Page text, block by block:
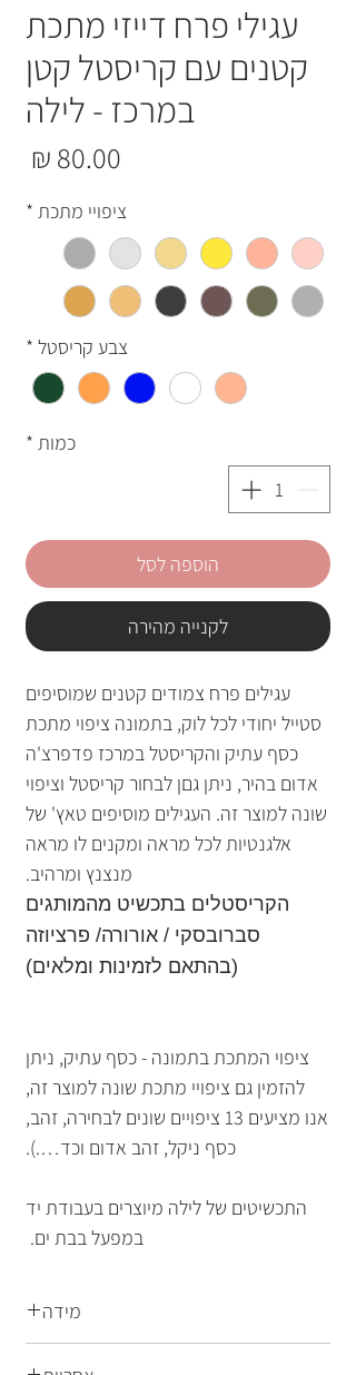
עגילי פרח דייזי מתכת
קטנים עם קריסטל קטן
במרכז - לילה
ציפויי מתכת *
צבע קריסטל *
כמות *
הוספה לסל
לקנייה מהירה
עגילים פרח צמודים קטנים שמוסיפים
סטייל יחודי לכל לוק, בתמונה ציפוי מתכת
כסף עתיק והקריסטל במרכז פדפרצ'ה
אדום בהיר, ניתן גםן לבחור קריסטל וציפוי
שונה למוצר זה. העגילים מוסיפים טאץ' של
אלגנטיות לכל מראה ומקנים לו מראה
מנצנץ ומרהיב.
הקריסטלים בתכשיט מהמותגים
סברובסקי / אורורה/ פרציוזה
(בהתאם לזמינות ומלאים)
ציפוי המתכת בתמונה - כסף עתיק, ניתן
להזמין גם ציפויי מתכת שונה למוצר זה,
אנו מציעים 13 ציפויים שונים לבחירה, זהב,
כסף ניקל, זהב אדום וכד….).
התכשיטים של לילה מיוצרים בעבודת יד
במפעל בבת ים.
מידה